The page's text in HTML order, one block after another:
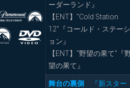
ーダーランド』
【ENT】"Cold Station
12"『コールド・ステーシ
ョン』
【ENT】"野望の果て"『
望の果て』
舞台の裏側
『新スター